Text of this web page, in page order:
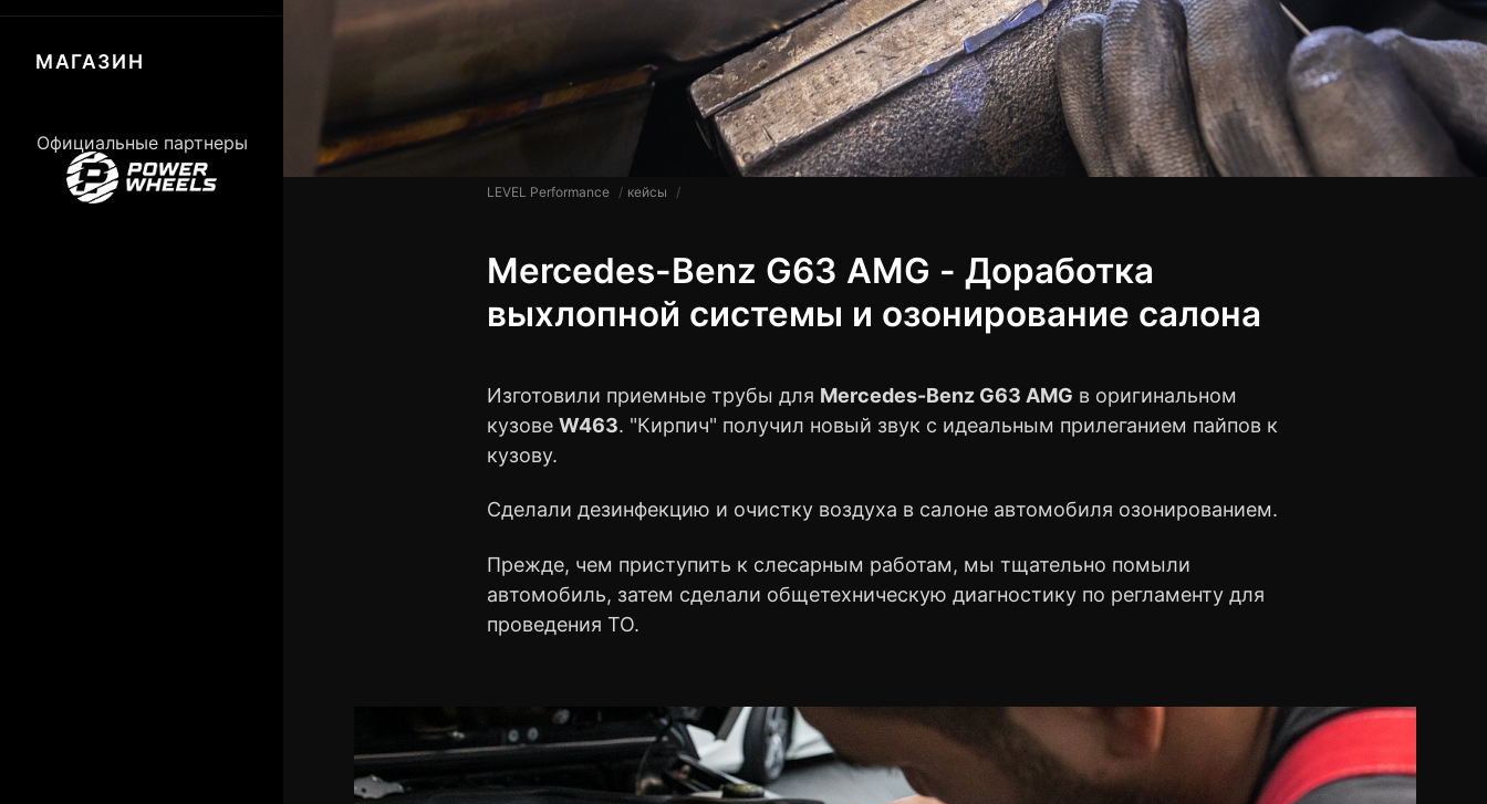
LEVEL Performance кейсы
​Mercedes-Benz G63 AMG - ​Доработка
выхлопной системы и озонирование салона​
Изготовили приемные трубы для Mercedes-Benz G63 AMG в оригинальном
кузове W463. "Кирпич" получил новый звук с идеальным прилеганием пайпов к
кузову.
Сделали дезинфекцию и очистку воздуха в салоне автомобиля озонированием.
Прежде, чем приступить к слесарным работам, мы тщательно помыли
автомобиль, затем сделали общетехническую диагностику по регламенту для
проведения ТО.
МАГАЗИН
Официальные партнеры